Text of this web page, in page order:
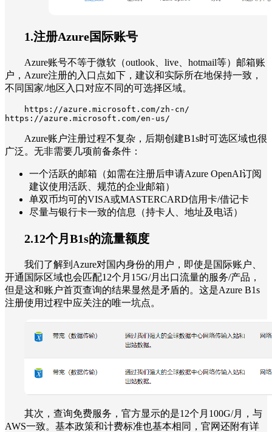
1.注册Azure国际账号
Azure账号不等于微软（outlook、live、hotmail等）邮箱账
户，Azure注册的入口点如下，建议和实际所在地保持一致，
不同国家/地区入口对应不同的可选择区域。
https://azure.microsoft.com/zh-cn/
https://azure.microsoft.com/en-us/
Azure账户注册过程不复杂，后期创建B1s时可选区域也很
广泛。无非需要几项前备条件：
一个活跃的邮箱（如需在注册后申请Azure OpenAI订阅
建议使用活跃、规范的企业邮箱）
单双币均可的VISA或MASTERCARD信用卡/借记卡
尽量与银行卡一致的信息（持卡人、地址及电话）
2.12个月B1s的流量额度
我们了解到Azure对国内身份的用户，即使是国际账户、
开通国际区域也会匹配12个月15G/月出口流量的服务/产品，
但是这和账户首页查询的结果显然是矛盾的。这是Azure B1s
注册使用过程中应关注的唯一坑点。
其次，查询免费服务，官方显示的是12个月100G/月，与
AWS一致。基本政策和计费标准也基本相同，官网还附有详